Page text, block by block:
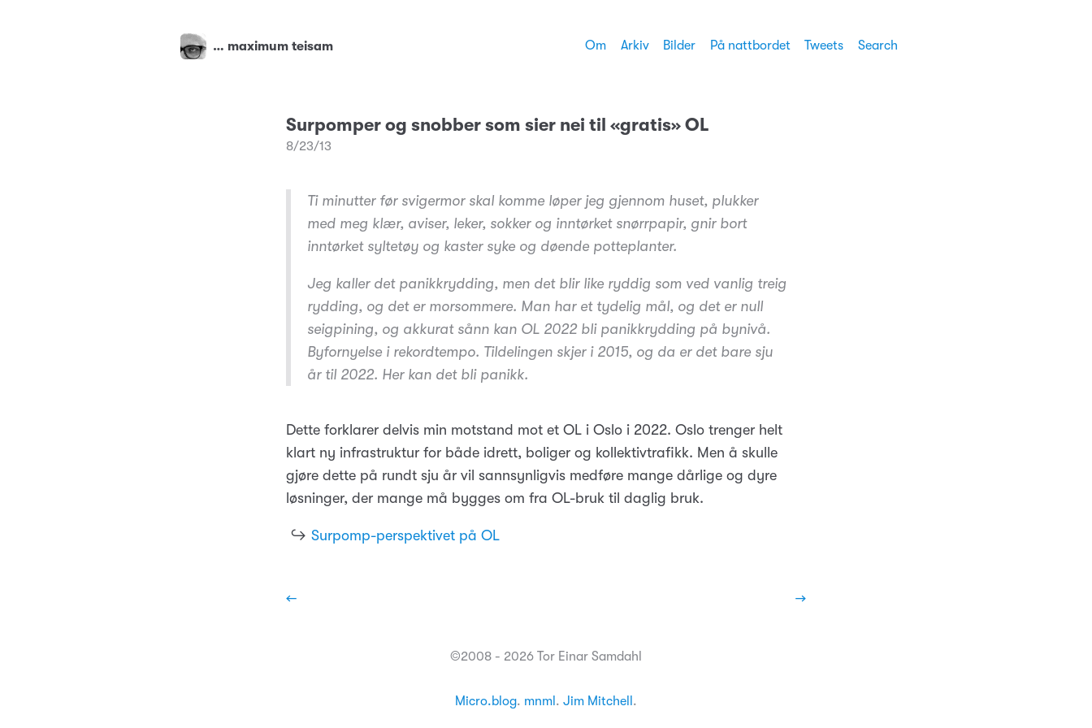
… maximum teisam Om Arkiv Bilder På nattbordet Tweets Search
Surpomper og snobber som sier nei til «gratis» OL
8/23/13
Ti minutter før svigermor skal komme løper jeg gjennom huset, plukker
med meg klær, aviser, leker, sokker og inntørket snørrpapir, gnir bort
inntørket syltetøy og kaster syke og døende potteplanter.
Jeg kaller det panikkrydding, men det blir like ryddig som ved vanlig treig
rydding, og det er morsommere. Man har et tydelig mål, og det er null
seigpining, og akkurat sånn kan OL 2022 bli panikkrydding på bynivå.
Byfornyelse i rekordtempo. Tildelingen skjer i 2015, og da er det bare sju
år til 2022. Her kan det bli panikk.
Dette forklarer delvis min motstand mot et OL i Oslo i 2022. Oslo trenger helt
klart ny infrastruktur for både idrett, boliger og kollektivtrafikk. Men å skulle
gjøre dette på rundt sju år vil sannsynligvis medføre mange dårlige og dyre
løsninger, der mange må bygges om fra OL-bruk til daglig bruk.
↪ Surpomp-perspektivet på OL
← →
©2008 - 2026 Tor Einar Samdahl
Micro.blog. mnml . Jim Mitchell .